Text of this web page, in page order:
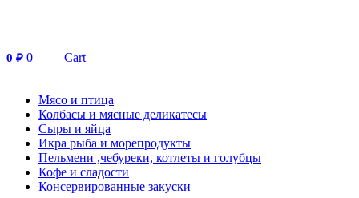
0 ₽ 0 Cart
Мясо и птица
Колбасы и мясные деликатесы
Сыры и яйца
Икра рыба и морепродукты
Пельмени ,чебуреки, котлеты и голубцы
Кофе и сладости
Консервированные закуски